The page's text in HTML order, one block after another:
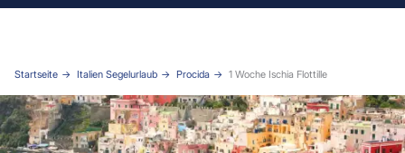
Startseite Italien Segelurlaub Procida 1 Woche Ischia Flottille